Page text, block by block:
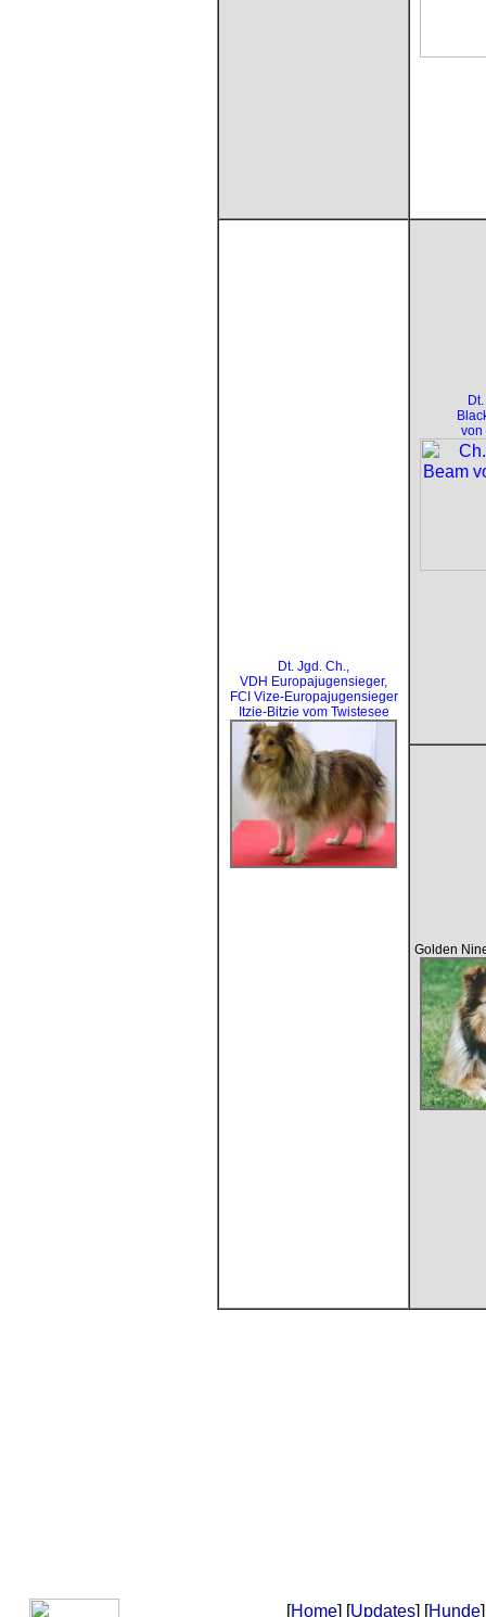
Dt. Jgd. Ch.,
VDH Europajugensieger,
FCI Vize-Europajugensieger
Itzie-Bitzie vom Twistesee
von
Golden
[Home] [Updates] [Hunde